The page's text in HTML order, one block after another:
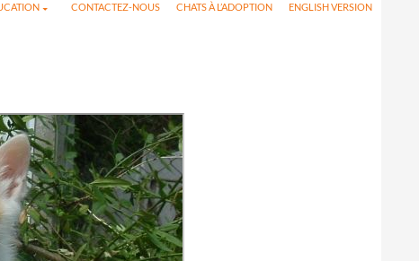
CONTACTEZ-NOUS CHATS À L’ADOPTION ENGLISH VERSION